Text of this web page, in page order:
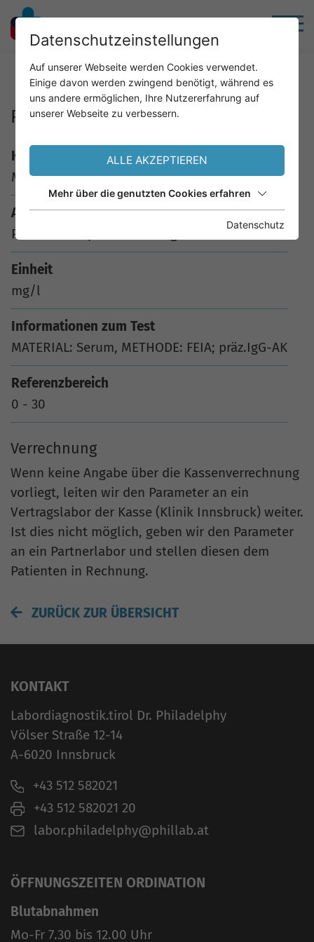
Home Service Analysenkatalog
P-AK: Cladosporium clad. IgG-AK
Kürzel
M32G
Analyse
P-AK: Cladosporium clad. IgG-AK
Einheit
mg/l
Informationen zum Test
MATERIAL: Serum, METHODE: FEIA; präz.IgG-AK
Referenzbereich
0 - 30
Verrechnung
Wenn keine Angabe über die Kassenverrechnung
vorliegt, leiten wir den Parameter an ein
Vertragslabor der Kasse (Klinik Innsbruck) weiter.
Ist dies nicht möglich, geben wir den Parameter
an ein Partnerlabor und stellen diesen dem
Patienten in Rechnung.
ZURÜCK ZUR ÜBERSICHT
KONTAKT
Labordiagnostik.tirol Dr. Philadelphy
Völser Straße 12-14
A-6020 Innsbruck
+43 512 582021
+43 512 582021 20
labor.philadelphy@phillab.at
ÖFFNUNGSZEITEN ORDINATION
Blutabnahmen
Mo-Fr 7.30 bis 12.00 Uhr
Datenschutzeinstellungen
Auf unserer Webseite werden Cookies verwendet.
Einige davon werden zwingend benötigt, während es
uns andere ermöglichen, Ihre Nutzererfahrung auf
unserer Webseite zu verbessern.
ALLE AKZEPTIEREN
Mehr über die genutzten Cookies erfahren
Datenschutz